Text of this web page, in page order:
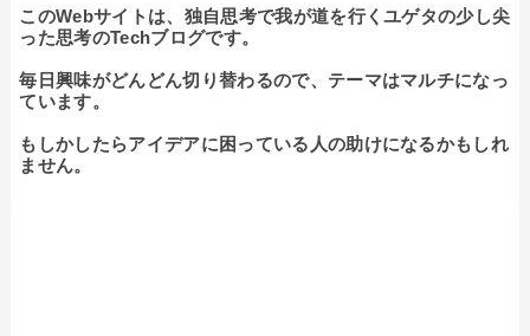
このWebサイトは、独自思考で我が道を行くユゲタの少し尖
った思考のTechブログです。
毎日興味がどんどん切り替わるので、テーマはマルチになっ
ています。
もしかしたらアイデアに困っている人の助けになるかもしれ
ません。